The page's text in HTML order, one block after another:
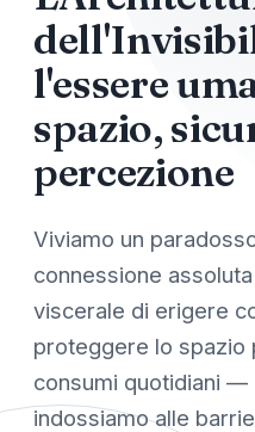
l'essere
spazio,
percezione
Viviamo un
connessione
viscerale di erigere
proteggere lo spazio
consumi quotidiani —
indossiamo alle